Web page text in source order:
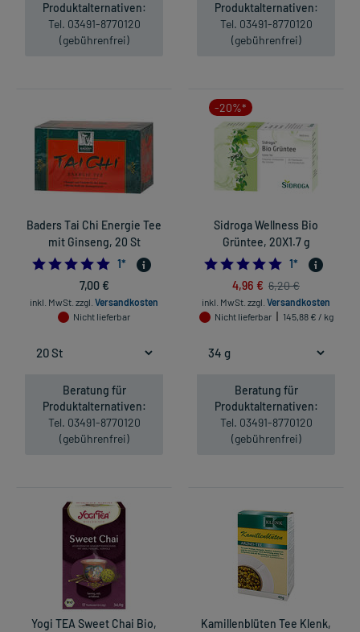
Produktalternativen:
Tel. 03491-8770120
(gebührenfrei)
Produktalternativen:
Tel. 03491-8770120
(gebührenfrei)
Baders Tai Chi Energie Tee
mit Ginseng, 20 St
5.0
1*
7,00 €
inkl. MwSt. zzgl. Versandkosten
Nicht lieferbar
Beratung für
Produktalternativen:
Tel. 03491-8770120
(gebührenfrei)
-20%*
Sidroga Wellness Bio
Grüntee, 20X1.7 g
5.0
1*
4,96 € 6,20 €
inkl. MwSt. zzgl. Versandkosten
Nicht lieferbar
145,88 € / kg
Beratung für
Produktalternativen:
Tel. 03491-8770120
(gebührenfrei)
Yogi TEA Sweet Chai Bio,
Kamillenblüten Tee Klenk,